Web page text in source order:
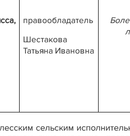
правообладатель
Шестакова
Татьяна Ивановна
сельским